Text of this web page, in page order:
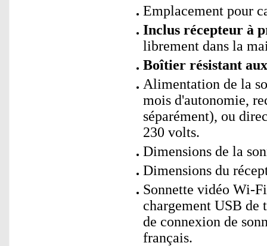
Emplacement pour
Inclus récepteur à
librement dans la
Boîtier résistant
Alimentation de la
mois d'autonomie,
séparément), ou
230 volts.
Dimensions de la
Dimensions du
Sonnette vidéo Wi-
chargement USB
de connexion de
français.